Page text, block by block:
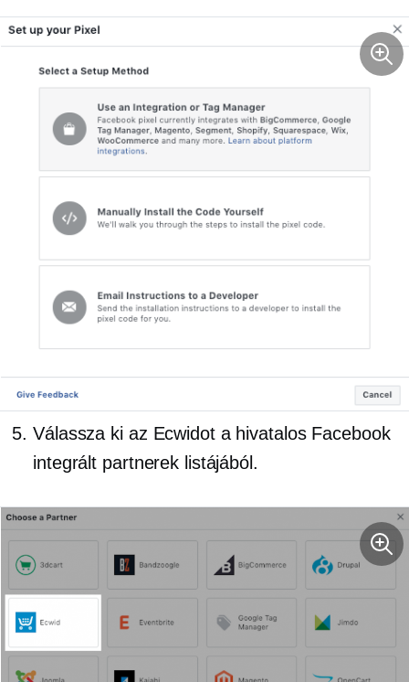
Válassza ki az Ecwidot a hivatalos Facebook
integrált partnerek listájából.